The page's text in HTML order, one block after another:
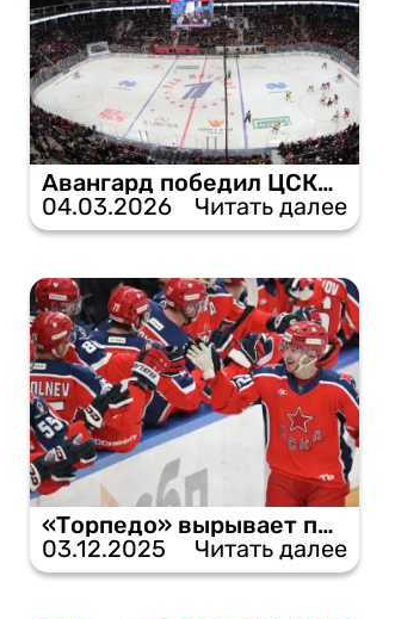
Авангард победил ЦСКА — 2:0
04.03.2026
Читать далее
«Торпедо» вырывает победу у ЦСКА в серии буллитов.
03.12.2025
Читать далее